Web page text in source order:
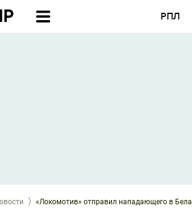
РПЛ
«Локомотив» отправил нападающего в